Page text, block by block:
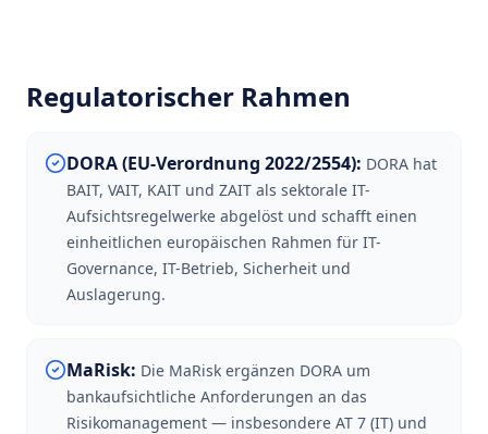
Regulatorischer Rahmen
DORA (EU-Verordnung 2022/2554): DORA hat
BAIT, VAIT, KAIT und ZAIT als sektorale IT-
Aufsichtsregelwerke abgelöst und schafft einen
einheitlichen europäischen Rahmen für IT-
Governance, IT-Betrieb, Sicherheit und
Auslagerung.
MaRisk: Die MaRisk ergänzen DORA um
bankaufsichtliche Anforderungen an das
Risikomanagement — insbesondere AT 7 (IT) und